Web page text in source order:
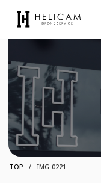
TOP IMG_0221